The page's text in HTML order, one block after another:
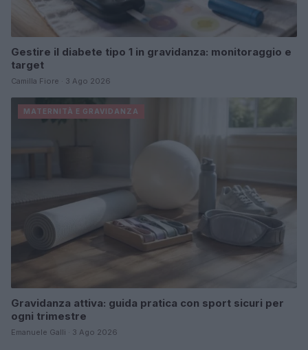
Gestire il diabete tipo 1 in gravidanza: monitoraggio e
target
Camilla Fiore · 3 Ago 2026
MATERNITÀ E GRAVIDANZA
Gravidanza attiva: guida pratica con sport sicuri per
ogni trimestre
Emanuele Galli · 3 Ago 2026